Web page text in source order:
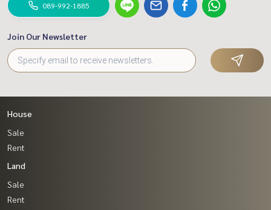
089-992-1885
Join Our Newsletter
House
Sale
Rent
Land
Sale
Rent